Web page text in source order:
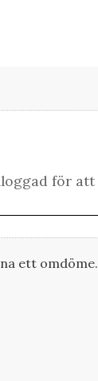
ett omdöme.